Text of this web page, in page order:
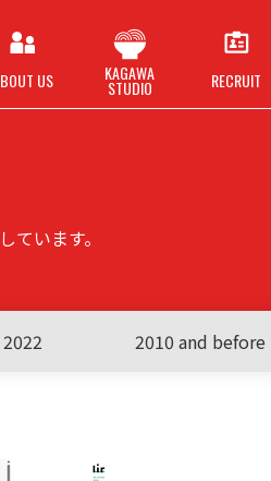
US KAGAWA
STUDIO RECRUIT
います。
2022 2010 and before